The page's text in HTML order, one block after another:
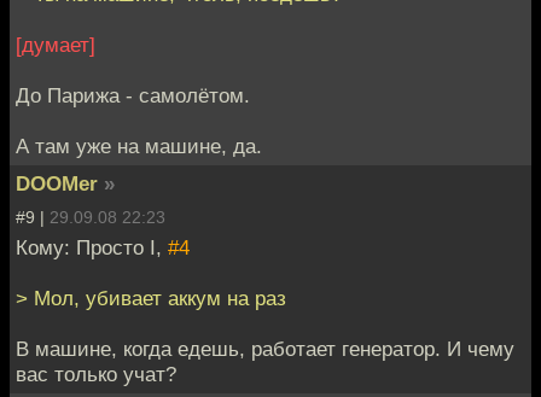
[думает]
До Парижа - самолётом.
А там уже на машине, да.
DOOMer »
#9 | 29.09.08 22:23
Кому: Просто I, #4
> Мол, убивает аккум на раз
В машине, когда едешь, работает генератор. И чему
вас только учат?